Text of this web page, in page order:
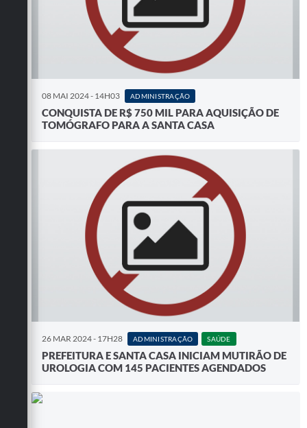
08 MAI 2024 - 14H03 ADMINISTRAÇÃO
CONQUISTA DE R$ 750 MIL PARA AQUISIÇÃO DE
TOMÓGRAFO PARA A SANTA CASA
26 MAR 2024 - 17H28 ADMINISTRAÇÃO SAÚDE
PREFEITURA E SANTA CASA INICIAM MUTIRÃO DE
UROLOGIA COM 145 PACIENTES AGENDADOS